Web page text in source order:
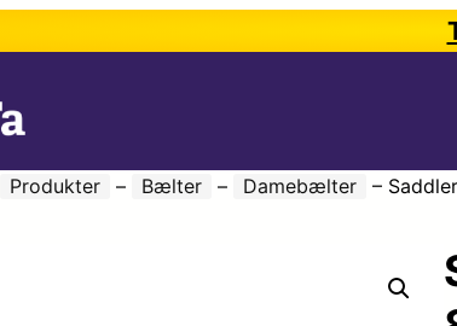
Produkter – Bælter – Damebælter –